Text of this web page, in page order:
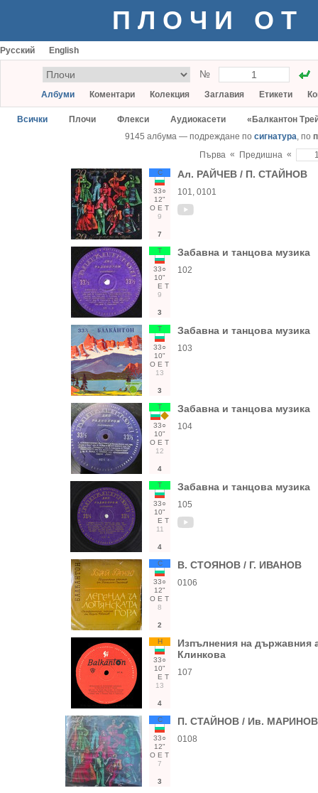
ПЛОЧИ ОТ
Русский English
№
Албуми Коментари Колекция Заглавия Етикети
Всички Плочи Флекси Аудиокасети
«Балкантон
9145 албума — подреждане по сигнатура, по
Първа « Предишна «
С
33○
12"
О Е Т
9
7
Ал. РАЙЧЕВ / П. СТАЙНОВ
101, 0101
Т
33○
10"
Е Т
9
3
Забавна и танцова музика
102
Т
33○
10"
О Е Т
13
3
Забавна и танцова музика
103
Т
33○
10"
О Е Т
12
4
Забавна и танцова музика
104
Т
33○
10"
Е Т
11
4
Забавна и танцова музика
105
С
33○
12"
О Е Т
8
2
В. СТОЯНОВ / Г. ИВАНОВ
0106
Н
33○
10"
Е Т
13
4
Изпълнения на държавния
Клинкова
107
С
33○
12"
О Е Т
7
3
П. СТАЙНОВ / Ив. МАРИНОВ
0108